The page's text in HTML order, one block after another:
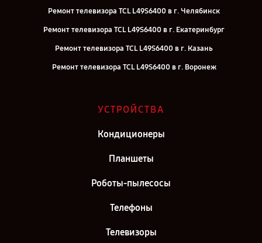
Ремонт телевизора TCL L49S6400 в г. Челябинск
Ремонт телевизора TCL L49S6400 в г. Екатеринбург
Ремонт телевизора TCL L49S6400 в г. Казань
Ремонт телевизора TCL L49S6400 в г. Воронеж
Ремонт телевизора TCL L49S6400 в г. Киров
Ремонт телевизора TCL L49S6400 в г. Санкт-Петербург
УСТРОЙСТВА
Кондиционеры
Планшеты
Роботы-пылесосы
Телефоны
Телевизоры